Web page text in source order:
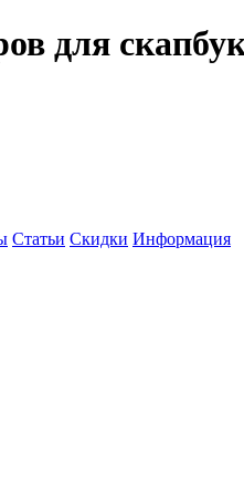
для
Статьи Скидки Информация